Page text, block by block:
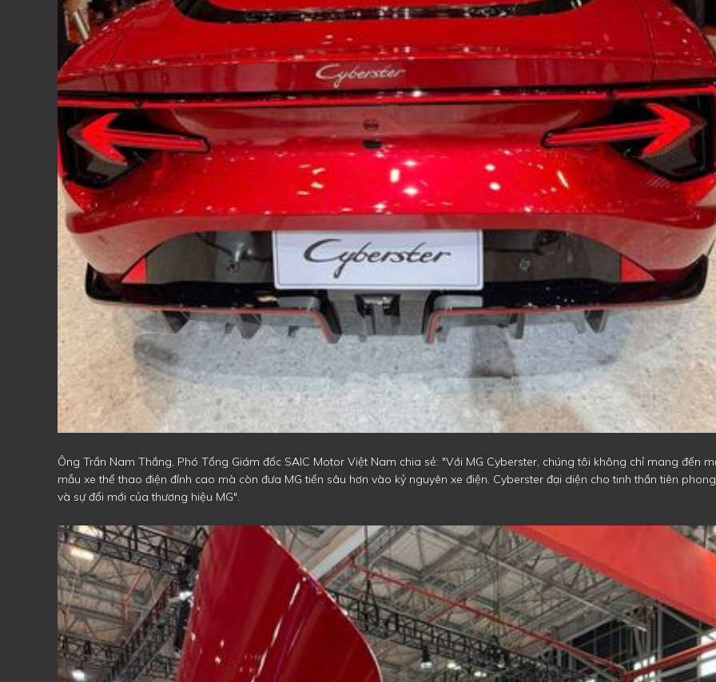
Ông Trần Nam Thắng, Phó Tổng Giám đốc SAIC Motor Việt Nam chia sẻ: "Với MG Cyberster, chúng tôi không chỉ mang đến
mẫu xe thể thao điện đỉnh cao mà còn đưa MG tiến sâu hơn vào kỷ nguyên xe điện. Cyberster đại diện cho tinh thần tiên phong
và sự đổi mới của thương hiệu MG".